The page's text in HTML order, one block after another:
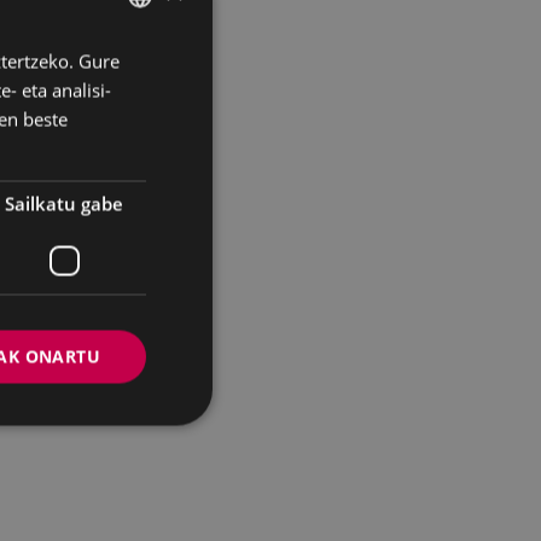
BASQUE
SPANISH
Gure
eta analisi-
beste
Sailkatu gabe
ONARTU